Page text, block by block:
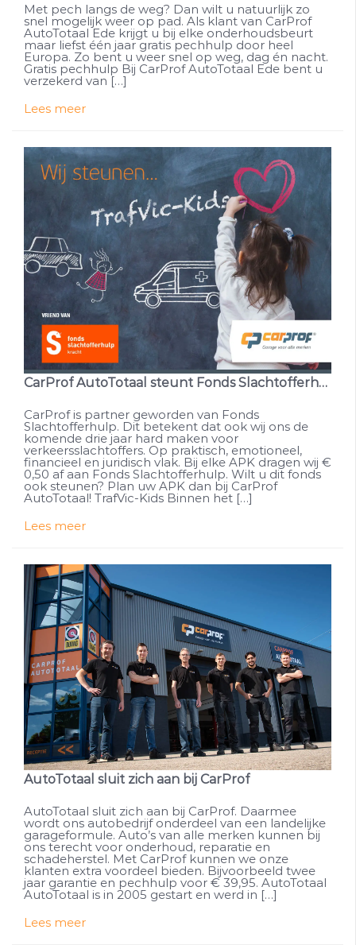
Met pech langs de weg? Dan wilt u natuurlijk zo
snel mogelijk weer op pad. Als klant van CarProf
AutoTotaal Ede krijgt u bij elke onderhoudsbeurt
maar liefst één jaar gratis pechhulp door heel
Europa. Zo bent u weer snel op weg, dag én nacht.
Gratis pechhulp Bij CarProf AutoTotaal Ede bent u
verzekerd van […]
Lees meer
CarProf AutoTotaal steunt Fonds Slachtofferhulp
CarProf is partner geworden van Fonds
Slachtofferhulp. Dit betekent dat ook wij ons de
komende drie jaar hard maken voor
verkeersslachtoffers. Op praktisch, emotioneel,
financieel en juridisch vlak. Bij elke APK dragen wij €
0,50 af aan Fonds Slachtofferhulp. Wilt u dit fonds
ook steunen? Plan uw APK dan bij CarProf
AutoTotaal! TrafVic-Kids Binnen het […]
Lees meer
AutoTotaal sluit zich aan bij CarProf
AutoTotaal sluit zich aan bij CarProf. Daarmee
wordt ons autobedrijf onderdeel van een landelijke
garageformule. Auto’s van alle merken kunnen bij
ons terecht voor onderhoud, reparatie en
schadeherstel. Met CarProf kunnen we onze
klanten extra voordeel bieden. Bijvoorbeeld twee
jaar garantie en pechhulp voor € 39,95. AutoTotaal
AutoTotaal is in 2005 gestart en werd in […]
Lees meer